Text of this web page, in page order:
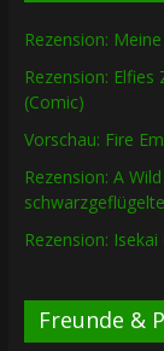
Rezension:
Rezension:
(Comic)
Vorschau: Fire
Rezension: A
Rezension:
Freunde &